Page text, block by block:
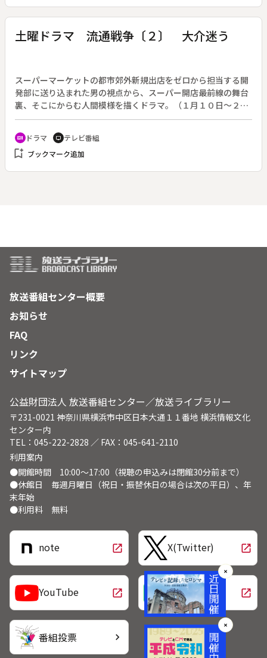
帰国させた。クラウディアさんは、旧ソ連にスパイ容疑連行拘
留された蜂谷さんと１９６２年に結婚、当局の監視が厳しく日
本との連絡がとれない状況の中で２人の生活は続いていた。し
ぶりに再会する。蜂谷さんの気持ちを知るクラウディアさんが
日本への永住帰国を強く勧めたのだ。蜂谷さんのもとへはロシ
アで暮らすクラウディアさんから近況を綴った手紙が毎週届
土曜ドラマ 流通戦争〔２〕 大介迷う
スーパーマーケットの都市郊外新規出店をゼロから担当する開
発部に送り込まれた男の視点から、スーパー開店最前線の舞台
裏、そこにからむ人間模様を描くドラマ。（１月１０日～２４
日、全３回）◆経営コンサルタントを名乗る村野が、商店街存
続のためＮＥＯＳ大型店の進出に反対。同じチェーンの店長で
ある橋場は苦しい立場に立たされる。一方、次長の大介は本社
開発部に異動になった。部長の小倉と先輩・黒田の下で働きは
recent_actors ドラマ tv テレビ番組
bookmark_add ブックマーク追加
放送番組センター概要
お知らせ
FAQ
リンク
サイトマップ
公益財団法人 放送番組センター／放送ライブラリー
〒231-0021 神奈川県横浜市中区日本大通１１番地 横浜情報文化
センター内
TEL：045-222-2828 ／ FAX：045-641-2110
利用案内
●開館時間 10:00～17:00（視聴の申込みは閉館30分前まで）
●休館日 毎週月曜日（祝日・振替休日の場合は次の平日）、年
末年始
●利用料 無料
note open_in_new X(Twitter) open_in_new
YouTube open_in_new LINE open_in_new
番組投票 chevron_right
✕
✕